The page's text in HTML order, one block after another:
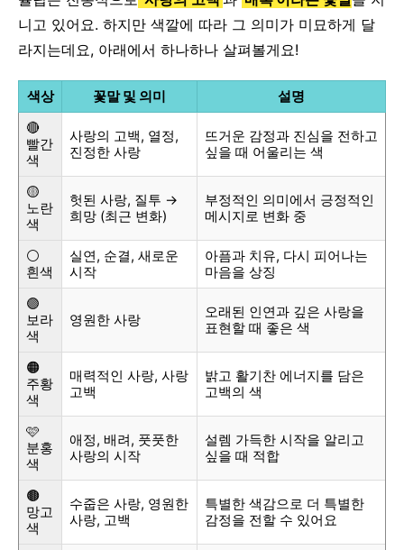
니고 있어요. 하지만 색깔에 따라 그 의미가 미묘하게 달
라지는데요, 아래에서 하나하나 살펴볼게요!
색상 꽃말 및 의미
설명
🔴
빨간
색
사랑의 고백, 열정,
진정한 사랑
뜨거운 감정과 진심을 전하고
싶을 때 어울리는 색
🟡
노란
색
헛된 사랑, 질투 →
희망 (최근 변화)
부정적인 의미에서 긍정적인
메시지로 변화 중
⚪
흰색
실연, 순결, 새로운
시작
아픔과 치유, 다시 피어나는
마음을 상징
🟣
보라
색
영원한 사랑
오래된 인연과 깊은 사랑을
표현할 때 좋은 색
🟠
주황
색
매력적인 사랑, 사랑
고백
밝고 활기찬 에너지를 담은
고백의 색
🩷
분홍
색
애정, 배려, 풋풋한
사랑의 시작
설렘 가득한 시작을 알리고
싶을 때 적합
🟤
망고
색
수줍은 사랑, 영원한
사랑, 고백
특별한 색감으로 더 특별한
감정을 전할 수 있어요